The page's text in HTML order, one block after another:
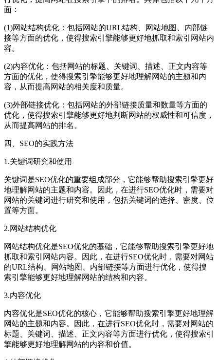
面：
(1)网站结构优化：包括网站的URL结构、网站地图、内部链
接等方面的优化，使得搜索引擎能够更好地抓取和索引网站内
容。
(2)内容优化：包括网站的标题、关键词、描述、正文内容等
方面的优化，使得搜索引擎能够更好地理解网站的主题和内
容，从而提高网站的相关度和质量。
(3)外部链接优化：包括网站的外部链接质量和数量等方面的
优化，使得搜索引擎能够更好地判断网站的权威性和可信度，
从而提高网站的排名。
四、SEO的实践方法
1.关键词研究和使用
关键词是SEO优化的重要组成部分，它能够帮助搜索引擎更好
地理解网站的主题和内容。因此，在进行SEO优化时，需要对
网站的关键词进行研究和使用，包括关键词的选择、密度、位
置等方面。
2.网站结构优化
网站结构优化是SEO优化的基础，它能够帮助搜索引擎更好地
抓取和索引网站内容。因此，在进行SEO优化时，需要对网站
的URL结构、网站地图、内部链接等方面进行优化，使得搜
索引擎能够更好地理解网站的结构和内容。
3.内容优化
内容优化是SEO优化的核心，它能够帮助搜索引擎更好地理解
网站的主题和内容。因此，在进行SEO优化时，需要对网站的
标题、关键词、描述、正文内容等方面进行优化，使得搜索引
擎能够更好地理解网站的内容和价值。